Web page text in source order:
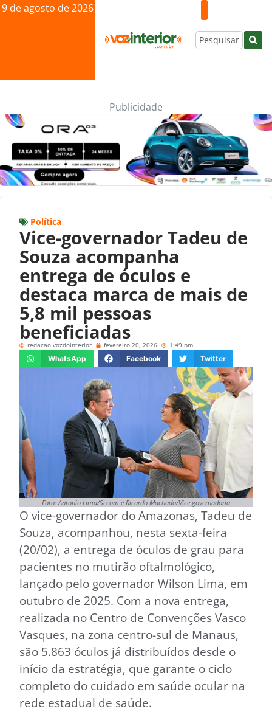
9 de agosto de 2026
Publicidade
Política
Vice-governador Tadeu de
Souza acompanha
entrega de óculos e
destaca marca de mais de
5,8 mil pessoas
beneficiadas
redacao.vozdointerior fevereiro 20, 2026 1:49 pm
WhatsApp Facebook Twitter
Foto: Antonio Lima/Secom e Ricardo Machado/Vice-governadoria
O vice-governador do Amazonas, Tadeu de
Souza, acompanhou, nesta sexta-feira
(20/02), a entrega de óculos de grau para
pacientes no mutirão oftalmológico,
lançado pelo governador Wilson Lima, em
outubro de 2025. Com a nova entrega,
realizada no Centro de Convenções Vasco
Vasques, na zona centro-sul de Manaus,
são 5.863 óculos já distribuídos desde o
início da estratégia, que garante o ciclo
completo do cuidado em saúde ocular na
rede estadual de saúde.